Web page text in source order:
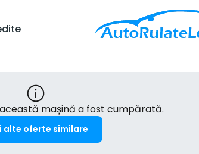
mașină a fost cumpărată.
alte oferte similare